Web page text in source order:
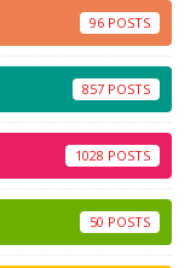
96
857
1028
50